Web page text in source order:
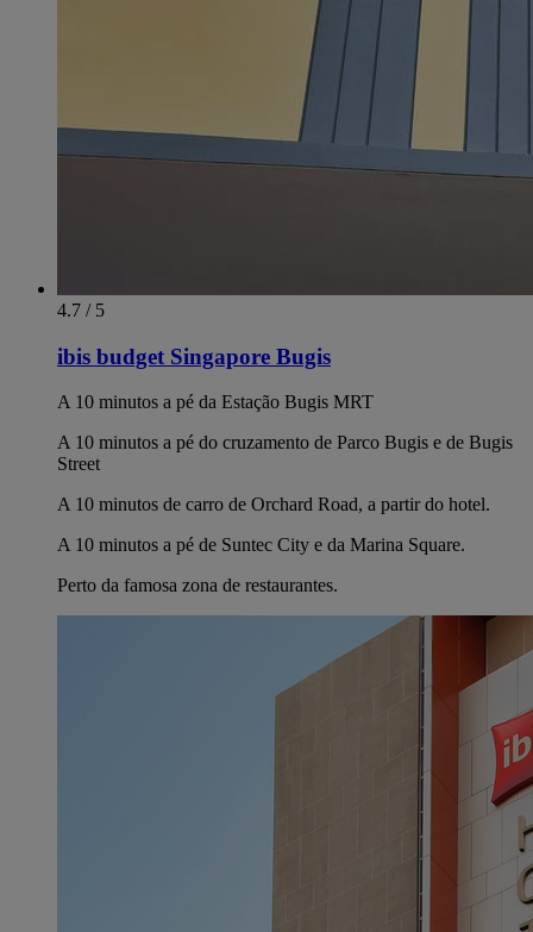
4.7 / 5
ibis budget Singapore Bugis
A 10 minutos a pé da Estação Bugis MRT
A 10 minutos a pé do cruzamento de Parco Bugis e de Bugis
Street
A 10 minutos de carro de Orchard Road, a partir do hotel.
A 10 minutos a pé de Suntec City e da Marina Square.
Perto da famosa zona de restaurantes.